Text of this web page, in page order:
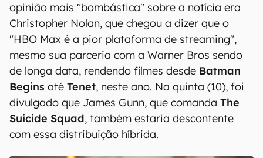
opinião mais "bombástica" sobre a notícia era
Christopher Nolan, que chegou a dizer que o
"HBO Max é a pior plataforma de streaming",
mesmo sua parceria com a Warner Bros sendo
de longa data, rendendo filmes desde Batman
Begins até Tenet, neste ano. Na quinta (10), foi
divulgado que James Gunn, que comanda The
Suicide Squad, também estaria descontente
com essa distribuição híbrida.